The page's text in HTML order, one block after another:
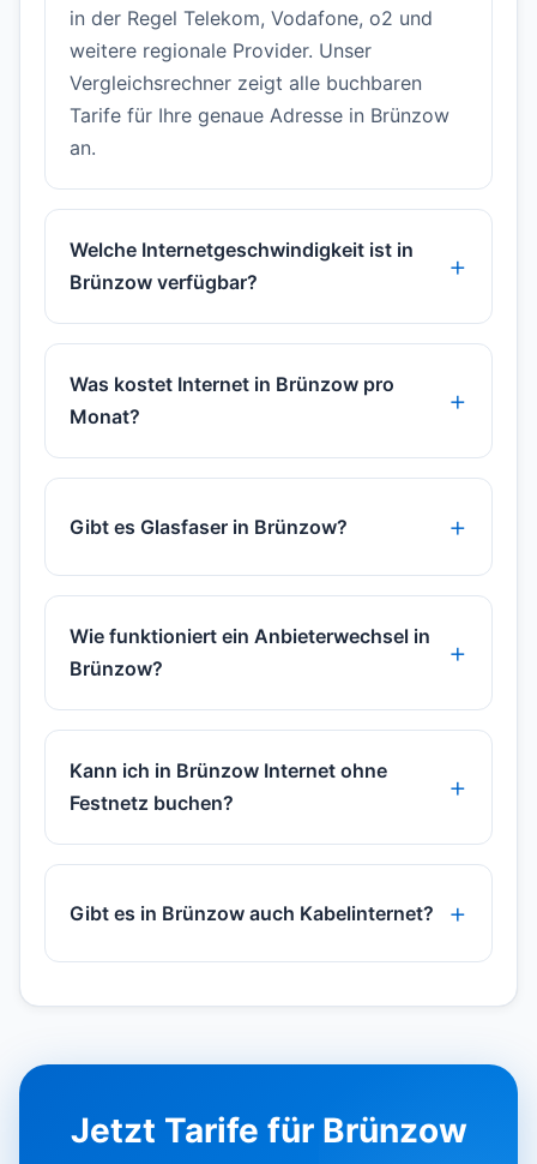
in der Regel Telekom, Vodafone, o2 und
weitere regionale Provider. Unser
Vergleichsrechner zeigt alle buchbaren
Tarife für Ihre genaue Adresse in Brünzow
an.
Welche Internetgeschwindigkeit ist in
Brünzow verfügbar?
Was kostet Internet in Brünzow pro
Monat?
Gibt es Glasfaser in Brünzow?
Wie funktioniert ein Anbieterwechsel in
Brünzow?
Kann ich in Brünzow Internet ohne
Festnetz buchen?
Gibt es in Brünzow auch Kabelinternet?
Jetzt Tarife für Brünzow